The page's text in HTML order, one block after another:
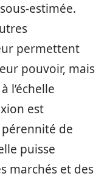
estimée.
permettent
pouvoir, mais
l’échelle
est
de
puisse
marchés et des